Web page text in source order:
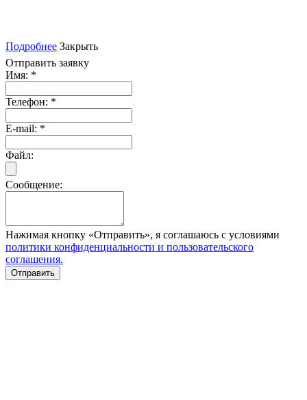
Подробнее Закрыть
Отправить заявку
Имя: *
Телефон: *
E-mail: *
Файл:
Сообщение:
Нажимая кнопку «Отправить», я соглашаюсь с условиями
политики конфиденциальности и пользовательского
соглашения.
Отправить